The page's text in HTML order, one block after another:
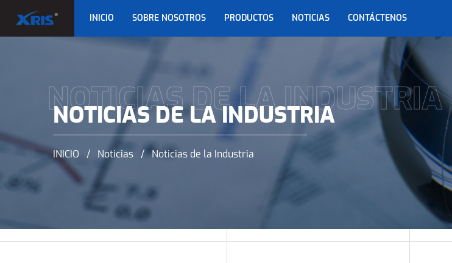
INICIO SOBRE NOSOTROS PRODUCTOS NOTICIAS CONTÁCTENOS
NOTICIAS DE LA INDUSTRIA
NOTICIAS DE LA INDUSTRIA
INICIO / Noticias / Noticias de la Industria